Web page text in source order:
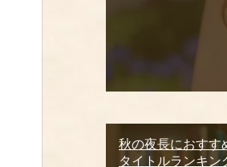
秋の夜長におすす
タイトルランキン